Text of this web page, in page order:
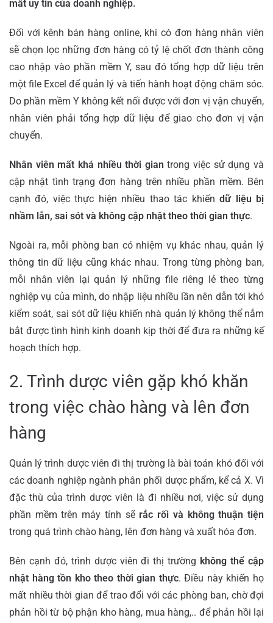
mất uy tín của doanh nghiệp.
Đối với kênh bán hàng online, khi có đơn hàng nhân viên
sẽ chọn lọc những đơn hàng có tỷ lệ chốt đơn thành công
cao nhập vào phần mềm Y, sau đó tổng hợp dữ liệu trên
một file Excel để quản lý và tiến hành hoạt động chăm sóc.
Do phần mềm Y không kết nối được với đơn vị vận chuyển,
nhân viên phải tổng hợp dữ liệu để giao cho đơn vị vận
chuyển.
Nhân viên mất khá nhiều thời gian trong việc sử dụng và
cập nhật tình trạng đơn hàng trên nhiều phần mềm. Bên
cạnh đó, việc thực hiện nhiều thao tác khiếndữ liệu bị
nhầm lẫn, sai sót và không cập nhật theo thời gian thực.
Ngoài ra, mỗi phòng ban có nhiệm vụ khác nhau, quản lý
thông tin dữ liệu cũng khác nhau. Trong từng phòng ban,
mỗi nhân viên lại quản lý những file riêng lẻ theo từng
nghiệp vụ của mình, do nhập liệu nhiều lần nên dẫn tới khó
kiểm soát, sai sót dữ liệu khiến nhà quản lý không thể nắm
bắt được tình hình kinh doanh kịp thời để đưa ra những kế
hoạch thích hợp.
2. Trình dược viên gặp khó khăn
trong việc chào hàng và lên đơn
hàng
Quản lý trình dược viên đi thị trường là bài toán khó đối với
các doanh nghiệp ngành phân phối dược phẩm, kể cả X. Vì
đặc thù của trình dược viên là đi nhiều nơi, việc sử dụng
phần mềm trên máy tính sẽ rắc rối và không thuận tiện
trong quá trình chào hàng, lên đơn hàng và xuất hóa đơn.
Bên cạnh đó, trình dược viên đi thị trường không thể cập
nhật hàng tồn kho theo thời gian thực. Điều này khiến họ
mất nhiều thời gian để trao đổi với các phòng ban, chờ đợi
phản hồi từ bộ phận kho hàng, mua hàng,.. để phản hồi lại